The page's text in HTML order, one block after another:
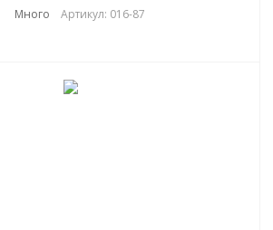
Много Артикул: 016-87